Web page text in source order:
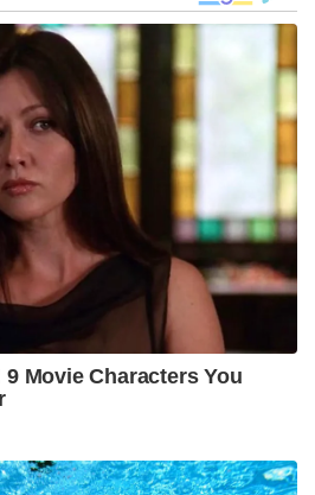
ദേവിന്റെ പ്രതികരണം.
അപമാനിക്കുന്നവർക്ക് ഇന്ത്യയിൽ
യോഗി ആദിത്യനാഥ്:
തുടക്കം
മരണം;
കമാൻഡർ കൊല്ലപ്പെട്ടു!’:
പേടിസ്വപ്നത്തിൽ
തൃണമൂലിന്റെ ഏറ്റവും
എംപിയുമായിരുന്ന
രാജിവെച്ചത്.